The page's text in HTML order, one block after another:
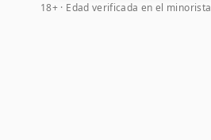
18+ · Edad verificada en el minorista